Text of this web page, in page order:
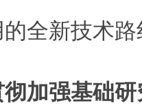
全新技术路
加强基础